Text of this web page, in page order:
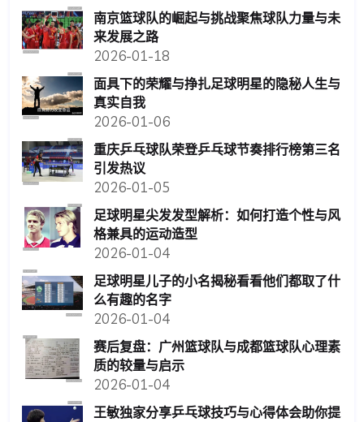
南京篮球队的崛起与挑战聚焦球队力量与未
来发展之路
2026-01-18
面具下的荣耀与挣扎足球明星的隐秘人生与
真实自我
2026-01-06
重庆乒乓球队荣登乒乓球节奏排行榜第三名
引发热议
2026-01-05
足球明星尖发发型解析：如何打造个性与风
格兼具的运动造型
2026-01-04
足球明星儿子的小名揭秘看看他们都取了什
么有趣的名字
2026-01-04
赛后复盘：广州篮球队与成都篮球队心理素
质的较量与启示
2026-01-04
王敏独家分享乒乓球技巧与心得体会助你提